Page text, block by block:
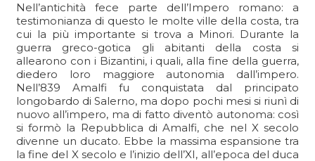
Nell’antichità fece parte dell’Impero romano: a
testimonianza di questo le molte ville della costa, tra
cui la più importante si trova a Minori. Durante la
guerra greco-gotica gli abitanti della costa si
allearono con i Bizantini, i quali, alla fine della guerra,
diedero loro maggiore autonomia dall’impero.
Nell’839 Amalfi fu conquistata dal principato
longobardo di Salerno, ma dopo pochi mesi si riunì di
nuovo all’impero, ma di fatto diventò autonoma: così
si formò la Repubblica di Amalfi, che nel X secolo
divenne un ducato. Ebbe la massima espansione tra
la fine del X secolo e l’inizio dell’XI, all’epoca del duca